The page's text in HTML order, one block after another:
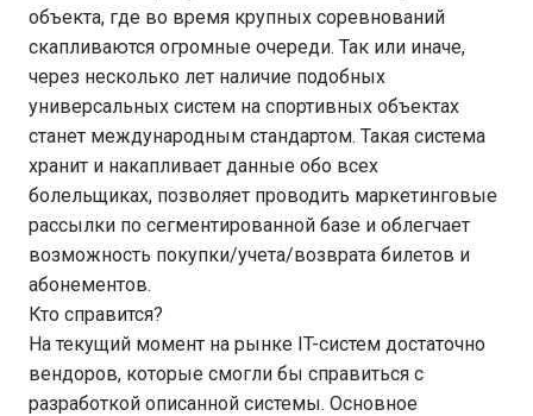
объекта, где во время крупных соревнований
скапливаются огромные очереди. Так или иначе,
через несколько лет наличие подобных
универсальных систем на спортивных объектах
станет международным стандартом. Такая система
хранит и накапливает данные обо всех
болельщиках, позволяет проводить маркетинговые
рассылки по сегментированной базе и облегчает
возможность покупки/учета/возврата билетов и
абонементов.
Кто справится?
На текущий момент на рынке IT-систем достаточно
вендоров, которые смогли бы справиться с
разработкой описанной системы. Основное